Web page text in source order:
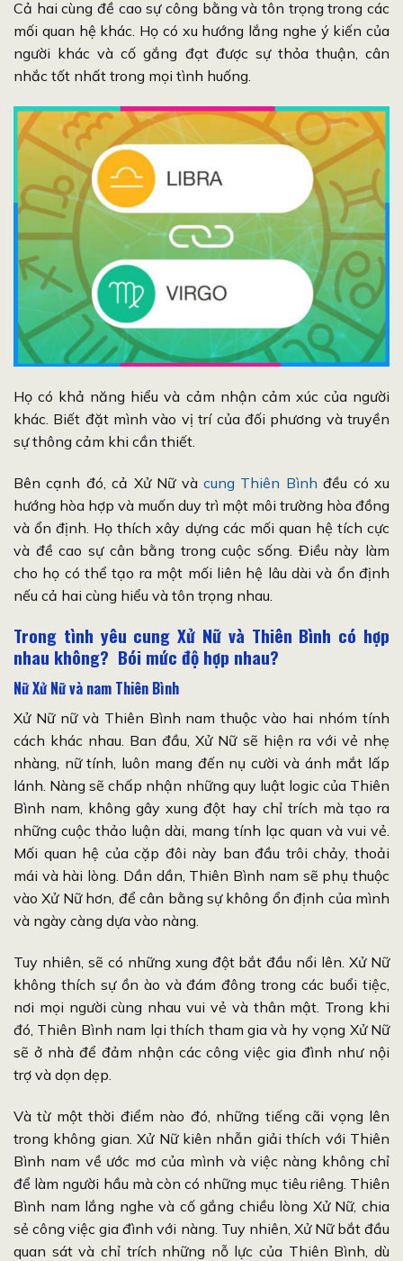
Cả hai cùng đề cao sự công bằng và tôn trọng trong các
mối quan hệ khác. Họ có xu hướng lắng nghe ý kiến của
người khác và cố gắng đạt được sự thỏa thuận, cân
nhắc tốt nhất trong mọi tình huống.
Họ có khả năng hiểu và cảm nhận cảm xúc của người
khác. Biết đặt mình vào vị trí của đối phương và truyền
sự thông cảm khi cần thiết.
Bên cạnh đó, cả Xử Nữ và cung Thiên Bình đều có xu
hướng hòa hợp và muốn duy trì một môi trường hòa đồng
và ổn định. Họ thích xây dựng các mối quan hệ tích cực
và đề cao sự cân bằng trong cuộc sống. Điều này làm
cho họ có thể tạo ra một mối liên hệ lâu dài và ổn định
nếu cả hai cùng hiểu và tôn trọng nhau.
Trong tình yêu cungXử Nữ và Thiên Bình có hợp
nhau không? Bói mức độ hợp nhau?
Nữ Xử Nữ và nam Thiên Bình
Xử Nữ nữ và Thiên Bình nam thuộc vào hai nhóm tính
cách khác nhau. Ban đầu, Xử Nữ sẽ hiện ra với vẻ nhẹ
nhàng, nữ tính, luôn mang đến nụ cười và ánh mắt lấp
lánh. Nàng sẽ chấp nhận những quy luật logic của Thiên
Bình nam, không gây xung đột hay chỉ trích mà tạo ra
những cuộc thảo luận dài, mang tính lạc quan và vui vẻ.
Mối quan hệ của cặp đôi này ban đầu trôi chảy, thoải
mái và hài lòng. Dần dần, Thiên Bình nam sẽ phụ thuộc
vào Xử Nữ hơn, để cân bằng sự không ổn định của mình
và ngày càng dựa vào nàng.
Tuy nhiên, sẽ có những xung đột bắt đầu nổi lên. Xử Nữ
không thích sự ồn ào và đám đông trong các buổi tiệc,
nơi mọi người cùng nhau vui vẻ và thân mật. Trong khi
đó, Thiên Bình nam lại thích tham gia và hy vọng Xử Nữ
sẽ ở nhà để đảm nhận các công việc gia đình như nội
trợ và dọn dẹp.
Và từ một thời điểm nào đó, những tiếng cãi vọng lên
trong không gian. Xử Nữ kiên nhẫn giải thích với Thiên
Bình nam về ước mơ của mình và việc nàng không chỉ
để làm người hầu mà còn có những mục tiêu riêng. Thiên
Bình nam lắng nghe và cố gắng chiều lòng Xử Nữ, chia
sẻ công việc gia đình với nàng. Tuy nhiên, Xử Nữ bắt đầu
quan sát và chỉ trích những nỗ lực của Thiên Bình, dù